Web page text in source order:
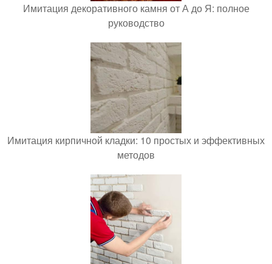
Имитация декоративного камня от А до Я: полное
руководство
Имитация кирпичной кладки: 10 простых и эффективных
методов